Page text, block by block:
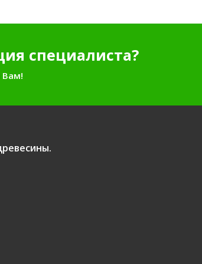
специалиста?
Вам!